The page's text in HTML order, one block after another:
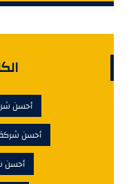
أحسن
أحسن شركة
أحسن